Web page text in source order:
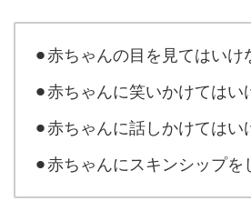
⚫︎赤ちゃんの目を見てはいけ
⚫︎赤ちゃんに笑いかけてはい
⚫︎赤ちゃんに話しかけてはい
⚫︎赤ちゃんにスキンシップを